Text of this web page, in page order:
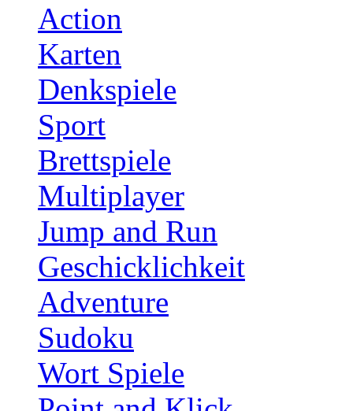
Action
Karten
Denkspiele
Sport
Brettspiele
Multiplayer
Jump and Run
Geschicklichkeit
Adventure
Sudoku
Wort Spiele